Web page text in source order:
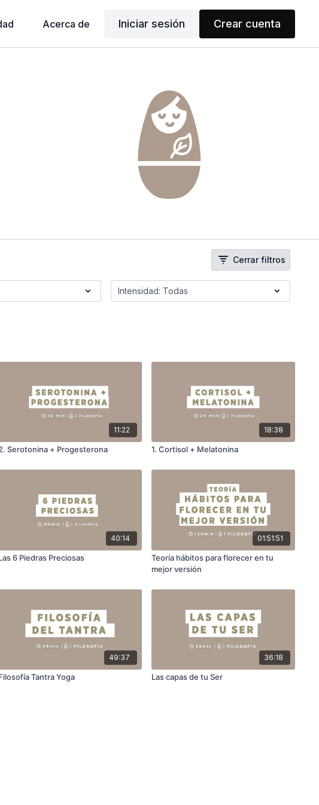
Acerca de Iniciar sesión Crear cuenta
Cerrar filtros
11:22
Serotonina + Progesterona
18:38
1. Cortisol + Melatonina
40:14
6 Piedras Preciosas
01:51:51
Teoría hábitos para florecer en tu
mejor versión
49:37
Tantra Yoga
36:18
Las capas de tu Ser